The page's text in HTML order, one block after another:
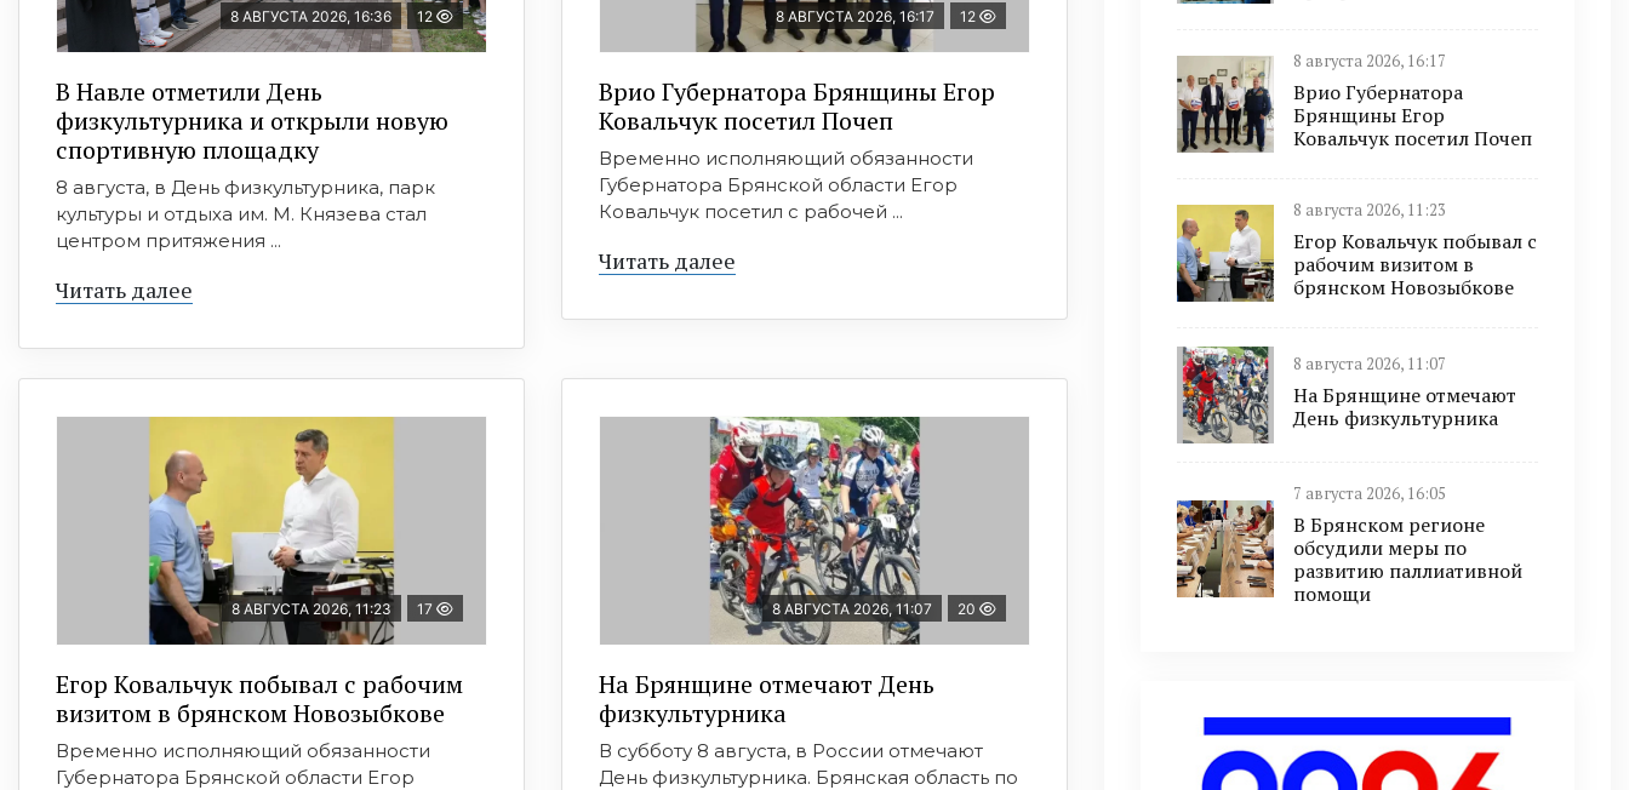
8 АВГУСТА 2026, 16:36 12
В Навле отметили День
физкультурника и открыли новую
спортивную площадку
8 августа, в День физкультурника, парк
культуры и отдыха им. М. Князева стал
центром притяжения ...
Читать далее
8 АВГУСТА 2026, 16:17 12
Врио Губернатора Брянщины Егор
Ковальчук посетил Почеп
Временно исполняющий обязанности
Губернатора Брянской области Егор
Ковальчук посетил с рабочей ...
Читать далее
8 АВГУСТА 2026, 11:23 17
Егор Ковальчук побывал с рабочим
визитом в брянском Новозыбкове
Временно исполняющий обязанности
Губернатора Брянской области Егор
8 АВГУСТА 2026, 11:07 20
На Брянщине отмечают День
физкультурника
В субботу 8 августа, в России отмечают
День физкультурника. Брянская область по
8 августа 2026, 16:17
Врио Губернатора
Брянщины Егор
Ковальчук посетил Почеп
8 августа 2026, 11:23
Егор Ковальчук побывал с
рабочим визитом в
брянском Новозыбкове
8 августа 2026, 11:07
На Брянщине отмечают
День физкультурника
7 августа 2026, 16:05
В Брянском регионе
обсудили меры по
развитию паллиативной
помощи